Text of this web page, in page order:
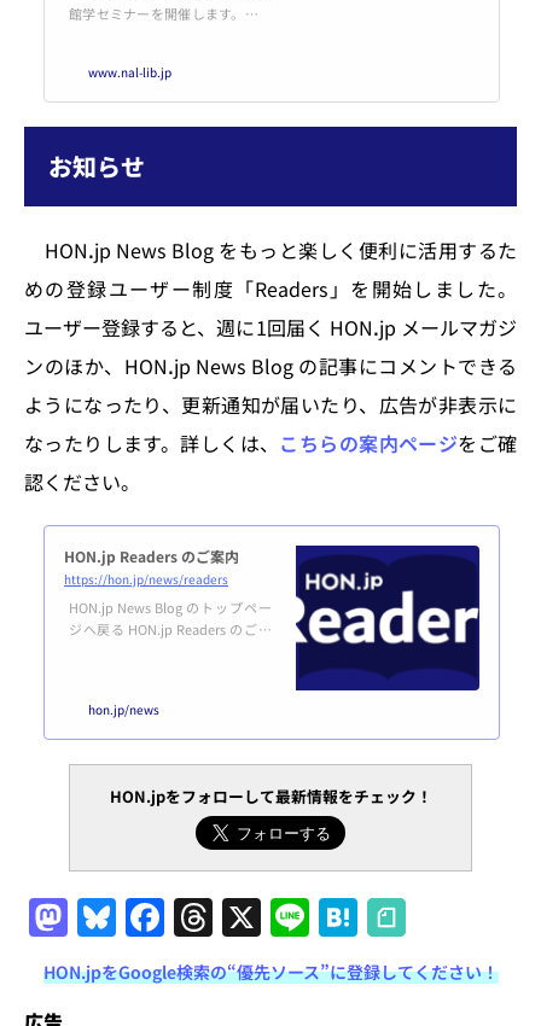
館学セミナーを開催します。多く
記テー
マ：図書館における電子媒体資料
の活用について－現状と今後の展
９日（土） １０：００～１７：
ナー）によるオンライン開催（前
す）参加費：会 員 １,５００
www.nal-lib.jp
お知らせ
HONꓸjp News Blog をもっと楽しく便利に活用するた
めの登録ユーザー制度「Readers」を開始しました。
ユーザー登録すると、週に1回届く HONꓸjp メールマガジ
ンのほか、HONꓸjp News Blog の記事にコメントできる
ようになったり、更新通知が届いたり、広告が非表示に
なったりします。詳しくは、 こちらの案内ページをご確
認ください。
HON.jp Readers のご案内
https://hon.jp/news/readers
HON.jp News Blog のトップペー
ジへ戻る HON.jp Readers のご案
誰でも無料で登録できます。利用
規約はこちら。登録する あなた
はユーザー登録済み＆ログイン済
ON.jp News Blogとは？概要HON.
jp News Blogは、紙だけでなくデ
ジタル出版も含めた、広い意味で
の本（HON）のつくり手をエン
hon.jp/news
HON.jpをフォローして最新情報をチェック！
M
a
st
Bl
u
e
F
a
c
T
h
re
X Li
n
e
H
at
e
HON.jpをGoogle検索の“優先ソース”に登録してください！